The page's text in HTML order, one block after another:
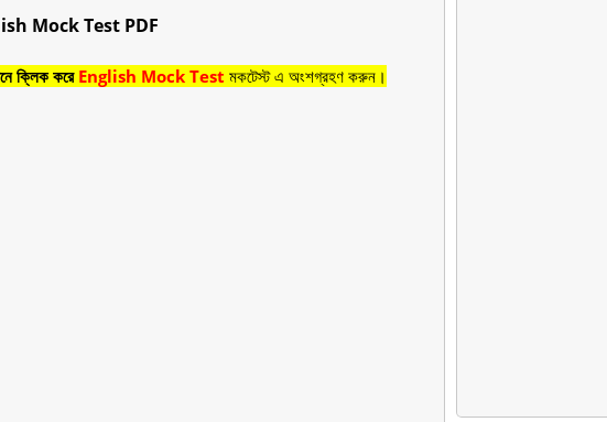
Mock Test PDF
ক্লিক করে English Mock Test মকটেস্ট এ অংশগ্রহণ করুন।